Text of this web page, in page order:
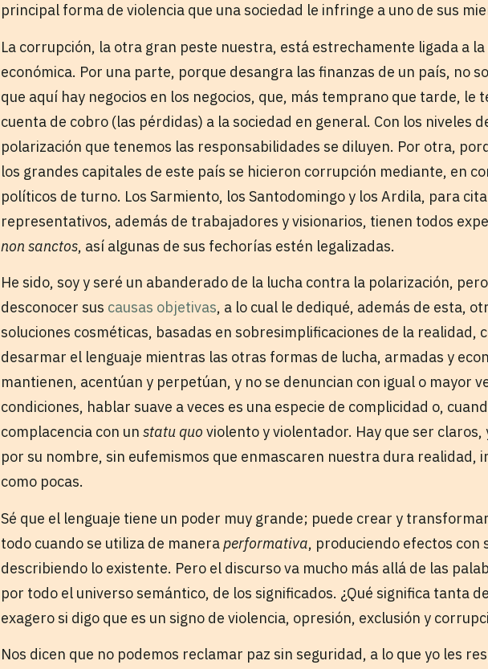
principal forma de violencia que una sociedad le infringe a uno de sus
La corrupción, la otra gran peste nuestra, está estrechamente ligada a la
económica. Por una parte, porque desangra las finanzas de un país, no
que aquí hay negocios en los negocios, que, más temprano que tarde, le
cuenta de cobro (las pérdidas) a la sociedad en general. Con los niveles
polarización que tenemos las responsabilidades se diluyen. Por otra,
los grandes capitales de este país se hicieron corrupción mediante, en
políticos de turno. Los Sarmiento, los Santodomingo y los Ardila, para
representativos, además de trabajadores y visionarios, tienen todos
non sanctos, así algunas de sus fechorías estén legalizadas.
He sido, soy y seré un abanderado de la lucha contra la polarización,
desconocer sus causas objetivas, a lo cual le dediqué, además de esta,
soluciones cosméticas, basadas en sobresimplificaciones de la realidad,
desarmar el lenguaje mientras las otras formas de lucha, armadas y
mantienen, acentúan y perpetúan, y no se denuncian con igual o mayor
condiciones, hablar suave a veces es una especie de complicidad o,
complacencia con un statu quo violento y violentador. Hay que ser claros,
por su nombre, sin eufemismos que enmascaren nuestra dura realidad,
como pocas.
Sé que el lenguaje tiene un poder muy grande; puede crear y
todo cuando se utiliza de manera performativa, produciendo efectos con
describiendo lo existente. Pero el discurso va mucho más allá de las
por todo el universo semántico, de los significados. ¿Qué significa tanta
exagero si digo que es un signo de violencia, opresión, exclusión y
Nos dicen que no podemos reclamar paz sin seguridad, a lo que yo les